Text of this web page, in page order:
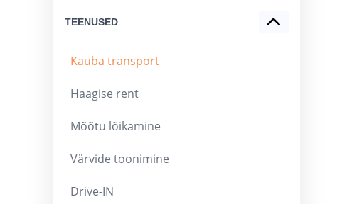
TEENUSED
Kauba transport
Haagise rent
Mõõtu lõikamine
Värvide toonimine
Drive-IN